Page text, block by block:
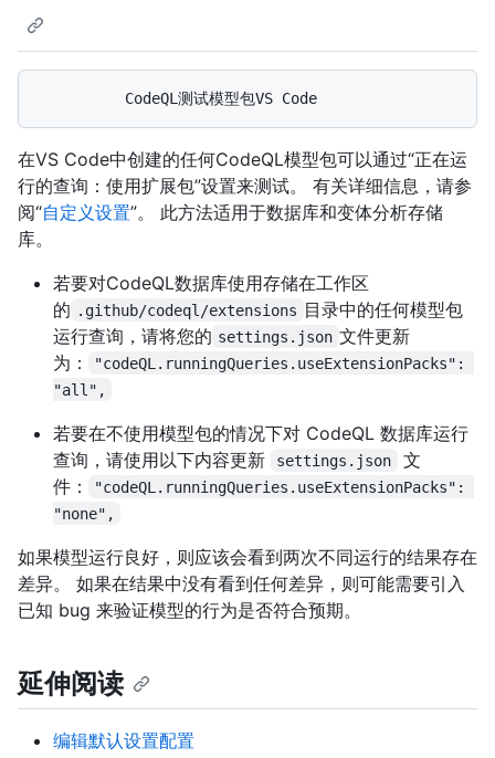
在VS Code中创建的任何CodeQL模型包可以通过“正在运
行的查询：使用扩展包”设置来测试。 有关详细信息，请参
阅“自定义设置”。 此方法适用于数据库和变体分析存储
库。
若要对CodeQL数据库使用存储在工作区
的 .github/codeql/extensions 目录中的任何模型包
运行查询，请将您的 settings.json 文件更新
为：
"codeQL.runningQueries.useExtensionPacks":
"all",
若要在不使用模型包的情况下对 CodeQL 数据库运行
查询，请使用以下内容更新
settings.json
文
件：
"codeQL.runningQueries.useExtensionPacks":
"none",
如果模型运行良好，则应该会看到两次不同运行的结果存在
差异。 如果在结果中没有看到任何差异，则可能需要引入
已知 bug 来验证模型的行为是否符合预期。
延伸阅读
编辑默认设置配置